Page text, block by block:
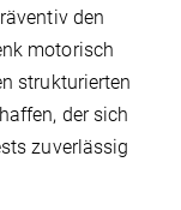
den
motorisch
strukturierten
der sich
zuverlässig